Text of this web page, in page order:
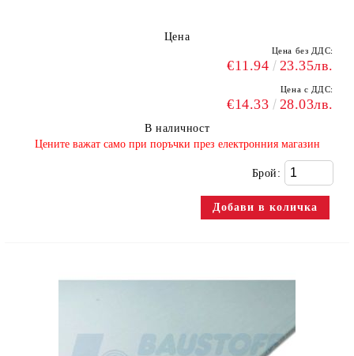
Цена
Цена без ДДС:
€11.94 23.35лв.
Цена с ДДС:
€14.33 28.03лв.
В наличност
​Цените важат само при поръчки през електронния магазин
Брой: